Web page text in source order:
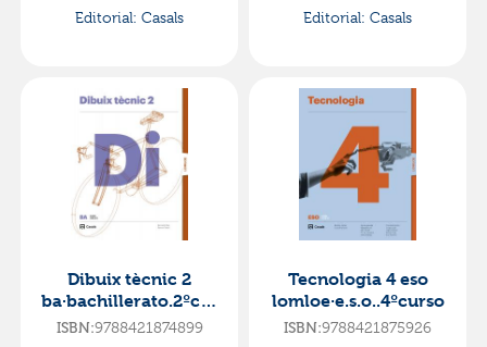
Editorial: Casals
Editorial: Casals
Dibuix tècnic 2
ba·bachillerato.2ºcur
so
ISBN:9788421874899
Tecnologia 4 eso
lomloe·e.s.o..4ºcurso
ISBN:9788421875926